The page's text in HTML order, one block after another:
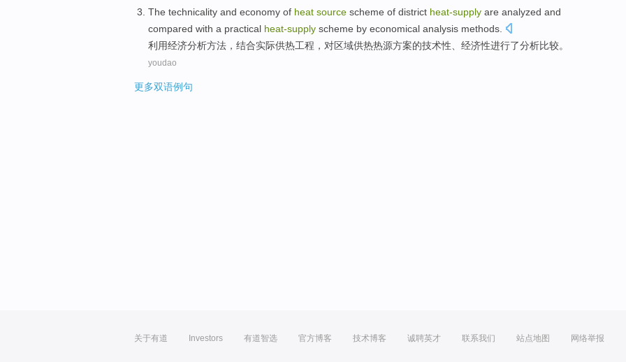
The technicality and economy of heat source scheme of district heat-supply are analyzed and
compared with a practical heat-supply scheme by economical analysis methods
利用经济分析方法，结合实际供热工程， 对区域供热热源方案的技术性 、经济性进行了分析比较。
youdao
更多双语例句
关于有道 Investors 有道智选 官方博客 技术博客 诚聘英才 联系我们 站点地图 网络举报